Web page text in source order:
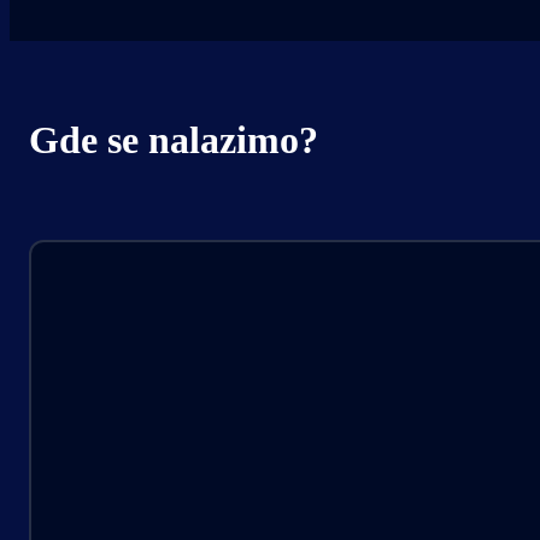
Gde se nalazimo?